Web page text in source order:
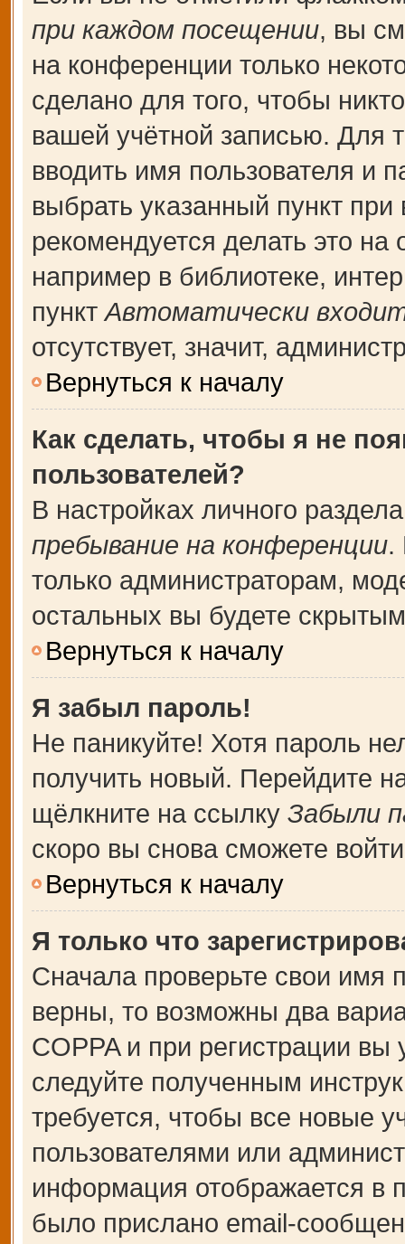
при каждом посещении, вы
на конференции только
сделано для того, чтобы
вашей учётной записью. Для
вводить имя пользователя и
выбрать указанный пункт
рекомендуется делать это
например в библиотеке,
пунктАвтоматически
отсутствует, значит,
Вернуться к началу
Как сделать, чтобы я не
пользователей?
В настройках личного
пребывание на конференции.
только администраторам,
остальных вы будете
Вернуться к началу
Я забыл пароль!
Не паникуйте! Хотя пароль
получить новый. Перейдите
щёлкните на ссылку Забыли
скоро вы снова сможете
Вернуться к началу
Я только что
Сначала проверьте свои имя
верны, то возможны два
COPPA и при регистрации вы
следуйте полученным
требуется, чтобы все новые
пользователями или
информация отображается в
было прислано email-